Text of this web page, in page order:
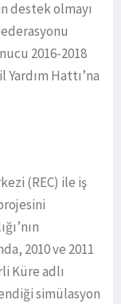
destek olmayı
2016-2018
Yardım Hattı’na
(REC) ile iş
2010 ve 2011
Küre adlı
simülasyon